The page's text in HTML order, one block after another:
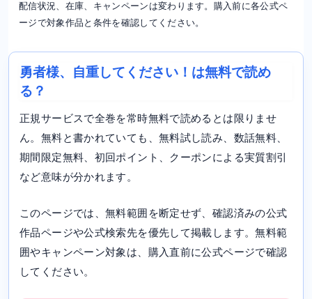
配信状況、在庫、キャンペーンは変わります。購入前に各公式ペ
ージで対象作品と条件を確認してください。
勇者様、自重してください！は無料で読め
る？
正規サービスで全巻を常時無料で読めるとは限りませ
ん。無料と書かれていても、無料試し読み、数話無料、
期間限定無料、初回ポイント、クーポンによる実質割引
など意味が分かれます。
このページでは、無料範囲を断定せず、確認済みの公式
作品ページや公式検索先を優先して掲載します。無料範
囲やキャンペーン対象は、購入直前に公式ページで確認
してください。